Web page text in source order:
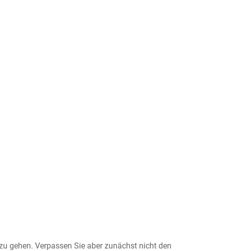
gehen. Verpassen Sie aber zunächst nicht den